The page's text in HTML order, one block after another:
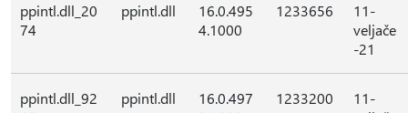
ppintl.dll_20
74
ppintl.dll
16.0.495
4.1000
1233656
11-
veljače
-21
ppintl.dll_92
ppintl.dll
16.0.497
1233200
11-